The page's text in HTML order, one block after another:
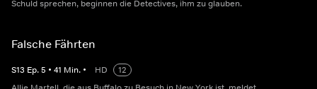
Schuld sprechen, beginnen die Detectives, ihm zu glauben.
Falsche Fährten
S13 Ep.5 • 41 Min. • HD
12